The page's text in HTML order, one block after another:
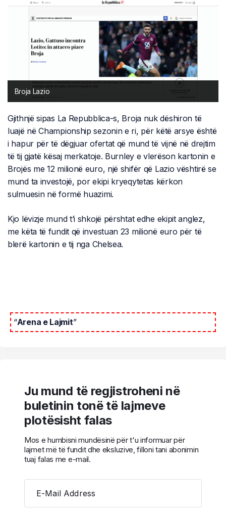
Broja Lazio
Gjithnjë sipas La Repubblica-s, Broja nuk dëshiron të
luajë në Championship sezonin e ri, për këtë arsye është
i hapur për të dëgjuar ofertat që mund të vijnë në drejtim
të tij gjatë kësaj merkatoje. Burnley e vlerëson kartonin e
Brojës me 12 milionë euro, një shifër që Lazio vështirë se
mund ta investojë, por ekipi kryeqytetas kërkon
sulmuesin në formë huazimi.
Kjo lëvizje mund t’i shkojë përshtat edhe ekipit anglez,
me këta të fundit që investuan 23 milionë euro për të
blerë kartonin e tij nga Chelsea.
“Arena e Lajmit”
Ju mund të regjistroheni në
buletinin tonë të lajmeve
plotësisht falas
Mos e humbisni mundësinë për t'u informuar për
lajmet më të fundit dhe eksluzive, filloni tani abonimin
tuaj falas me e-mail.
E-Mail Address